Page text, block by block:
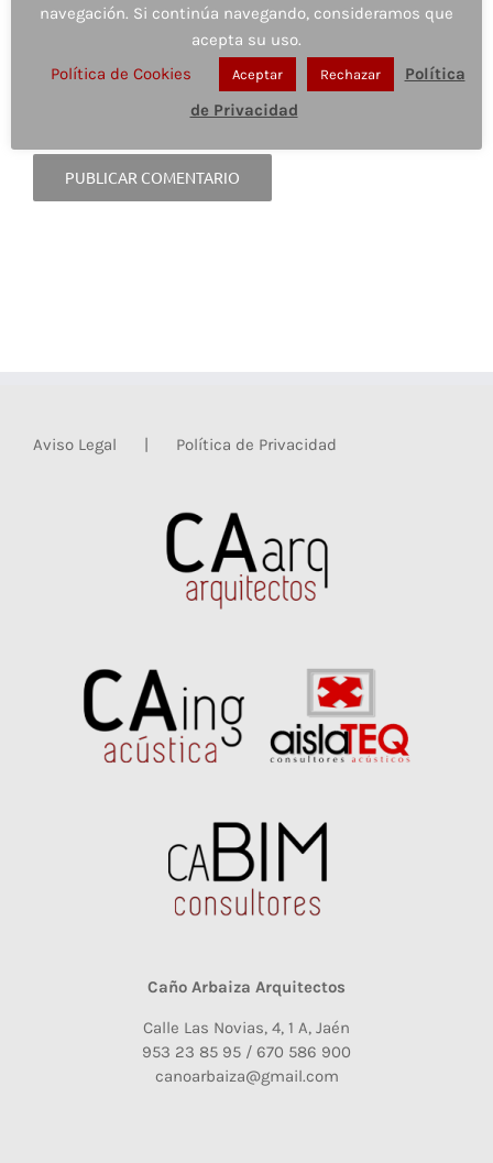
Guardar mi nombre, email y sitio web en este
navegador para la próxima vez que comente.
Aviso Legal Política de Privacidad
Caño Arbaiza Arquitectos
Calle Las Novias, 4, 1 A, Jaén
953 23 85 95 / 670 586 900
canoarbaiza@gmail.com
navegación. Si continúa navegando, consideramos que
acepta su uso.
Política de Cookies
Aceptar Rechazar
Política
de Privacidad